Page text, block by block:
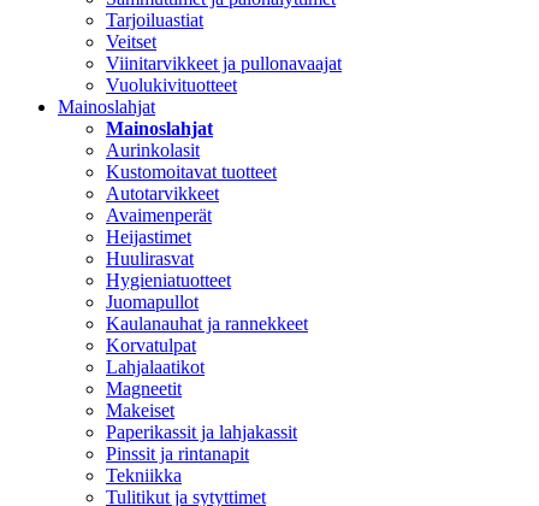
Tarjoiluastiat
Veitset
Viinitarvikkeet ja pullonavaajat
Vuolukivituotteet
Mainoslahjat
Mainoslahjat
Aurinkolasit
Kustomoitavat tuotteet
Autotarvikkeet
Avaimenperät
Heijastimet
Huulirasvat
Hygieniatuotteet
Juomapullot
Kaulanauhat ja rannekkeet
Korvatulpat
Lahjalaatikot
Magneetit
Makeiset
Paperikassit ja lahjakassit
Pinssit ja rintanapit
Tekniikka
Tulitikut ja sytyttimet